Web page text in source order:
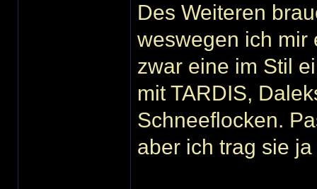
Des Weiteren
weswegen ich mir
zwar eine im Stil
mit TARDIS,
Schneeflocken.
aber ich trag sie